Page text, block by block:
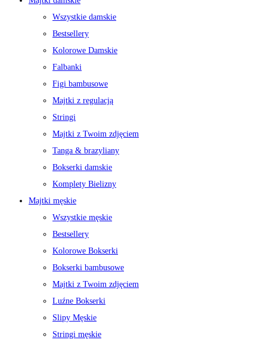
Wszystkie damskie
Bestsellery
Kolorowe Damskie
Falbanki
Figi bambusowe
Majtki z regulacją
Stringi
Majtki z Twoim zdjęciem
Tanga & brazyliany
Bokserki damskie
Komplety Bielizny
Majtki męskie
Wszystkie męskie
Bestsellery
Kolorowe Bokserki
Bokserki bambusowe
Majtki z Twoim zdjęciem
Luźne Bokserki
Slipy Męskie
Stringi męskie